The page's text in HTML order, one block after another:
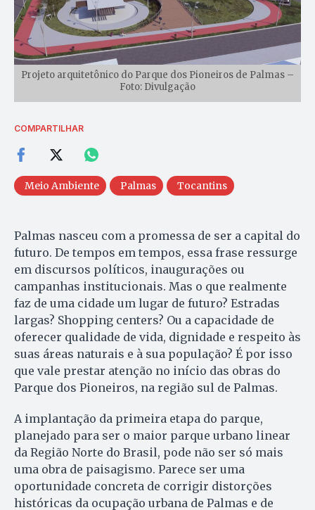
Projeto arquitetônico do Parque dos Pioneiros de Palmas –
Foto: Divulgação
COMPARTILHAR
Meio Ambiente Palmas Tocantins
Palmas nasceu com a promessa de ser a capital do
futuro. De tempos em tempos, essa frase ressurge
em discursos políticos, inaugurações ou
campanhas institucionais. Mas o que realmente
faz de uma cidade um lugar de futuro? Estradas
largas? Shopping centers? Ou a capacidade de
oferecer qualidade de vida, dignidade e respeito às
suas áreas naturais e à sua população? É por isso
que vale prestar atenção no início das obras do
Parque dos Pioneiros, na região sul de Palmas.
A implantação da primeira etapa do parque,
planejado para ser o maior parque urbano linear
da Região Norte do Brasil, pode não ser só mais
uma obra de paisagismo. Parece ser uma
oportunidade concreta de corrigir distorções
históricas da ocupação urbana de Palmas e de